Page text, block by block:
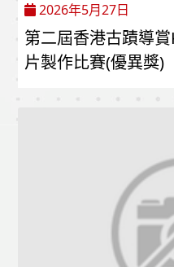
2026年5月27日
第二屆香港古蹟導
片製作比賽(優異獎)